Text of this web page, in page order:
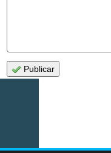
Publicar